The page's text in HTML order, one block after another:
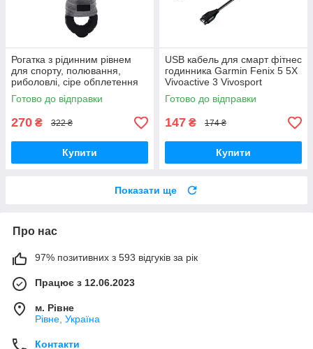
Рогатка з рідинним рівнем
для спорту, полювання,
риболовлі, сіре обплетення
Готово до відправки
270 ₴ 322 ₴
Купити
USB кабель для смарт фітнес
годинника Garmin Fenix 5 5X
Vivoactive 3 Vivosport
Готово до відправки
147 ₴ 174 ₴
Купити
Показати ще
Про нас
97% позитивних з 593 відгуків за рік
Працює з 12.06.2023
м. Рівне
Рівне, Україна
Контакти